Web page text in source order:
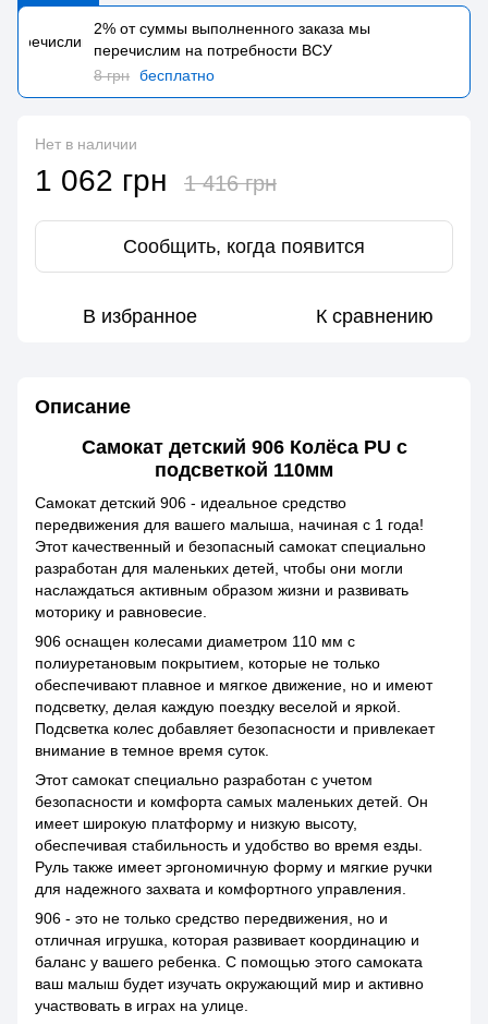
2% от суммы выполненного заказа мы
перечислим на потребности BCУ
8 грн бесплатно
Нет в наличии
1 062 грн 1 416 грн
Сообщить, когда появится
В избранное К сравнению
Описание
Самокат детский 906 Колёса PU с
подсветкой 110мм
Самокат детский 906 - идеальное средство
передвижения для вашего малыша, начиная с 1 года!
Этот качественный и безопасный самокат специально
разработан для маленьких детей, чтобы они могли
наслаждаться активным образом жизни и развивать
моторику и равновесие.
906 оснащен колесами диаметром 110 мм с
полиуретановым покрытием, которые не только
обеспечивают плавное и мягкое движение, но и имеют
подсветку, делая каждую поездку веселой и яркой.
Подсветка колес добавляет безопасности и привлекает
внимание в темное время суток.
Этот самокат специально разработан с учетом
безопасности и комфорта самых маленьких детей. Он
имеет широкую платформу и низкую высоту,
обеспечивая стабильность и удобство во время езды.
Руль также имеет эргономичную форму и мягкие ручки
для надежного захвата и комфортного управления.
906 - это не только средство передвижения, но и
отличная игрушка, которая развивает координацию и
баланс у вашего ребенка. С помощью этого самоката
ваш малыш будет изучать окружающий мир и активно
участвовать в играх на улице.